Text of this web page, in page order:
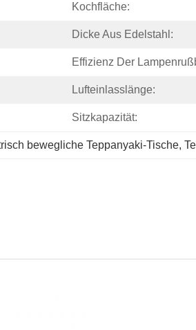
Kochfläche:
Dicke Aus Edelstahl:
Effizienz Der
Lufteinlasslänge:
Sitzkapazität:
bewegliche Teppanyaki-Tische,